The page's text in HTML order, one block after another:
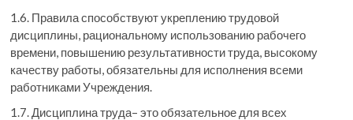
1.6. Правила способствуют укреплению трудовой
дисциплины, рациональному использованию рабочего
времени, повышению результативности труда, высокому
качеству работы, обязательны для исполнения всеми
работниками Учреждения.
1.7. Дисциплина труда– это обязательное для всех